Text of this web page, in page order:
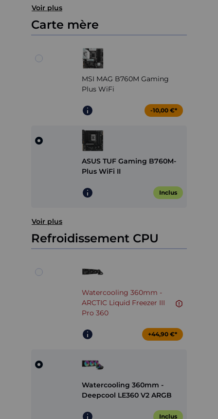
Voir plus
Carte mère
MSI MAG B760M Gaming
Plus WiFi
-10,00 €*
ASUS TUF Gaming B760M-
Plus WiFi II
Inclus
Voir plus
Refroidissement CPU
Watercooling 360mm -
ARCTIC Liquid Freezer III
Pro 360
+44,90 €*
Watercooling 360mm -
Deepcool LE360 V2 ARGB
Inclus